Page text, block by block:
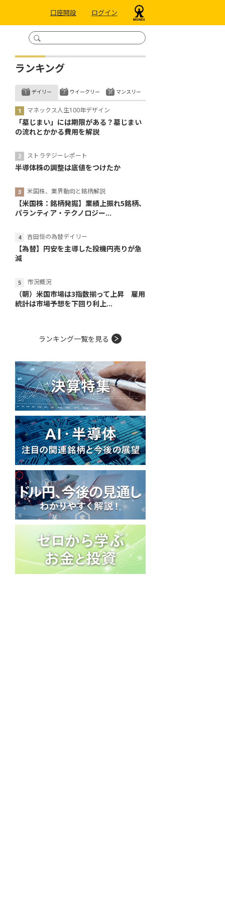
口座開設 ログイン
ランキング
デイリー
マネックス人生100年デザイン
「墓じまい」には期限がある？墓じまい
の流れとかかる費用を解説
ストラテジーレポート
半導体株の調整は底値をつけたか
米国株、業界動向と銘柄解説
【米国株：銘柄発掘】業績上振れ5銘柄、
パランティア・テクノロジー...
吉田恒の為替デイリー
【為替】円安を主導した投機円売りが急
減
市況概況
（朝）米国市場は3指数揃って上昇 雇用
統計は市場予想を下回り利上...
ウイークリー マンスリー
ランキング一覧を見る